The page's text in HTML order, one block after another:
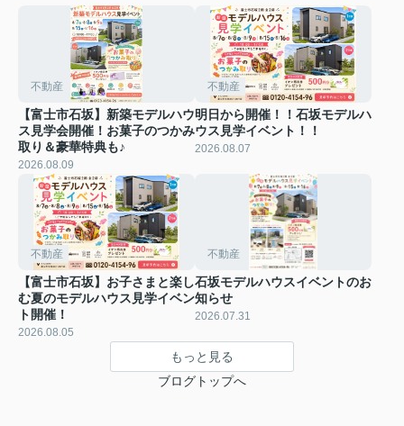
不動産
【富士市石坂】新築モデルハウ
ス見学会開催！お菓子のつかみ
取り＆豪華特典も♪
2026.08.09
不動産
明日から開催！！石坂モデルハ
ウス見学イベント！！
2026.08.07
不動産
【富士市石坂】お子さまと楽し
む夏のモデルハウス見学イベン
ト開催！
2026.08.05
不動産
石坂モデルハウスイベントのお
知らせ
2026.07.31
もっと見る
ブログトップへ